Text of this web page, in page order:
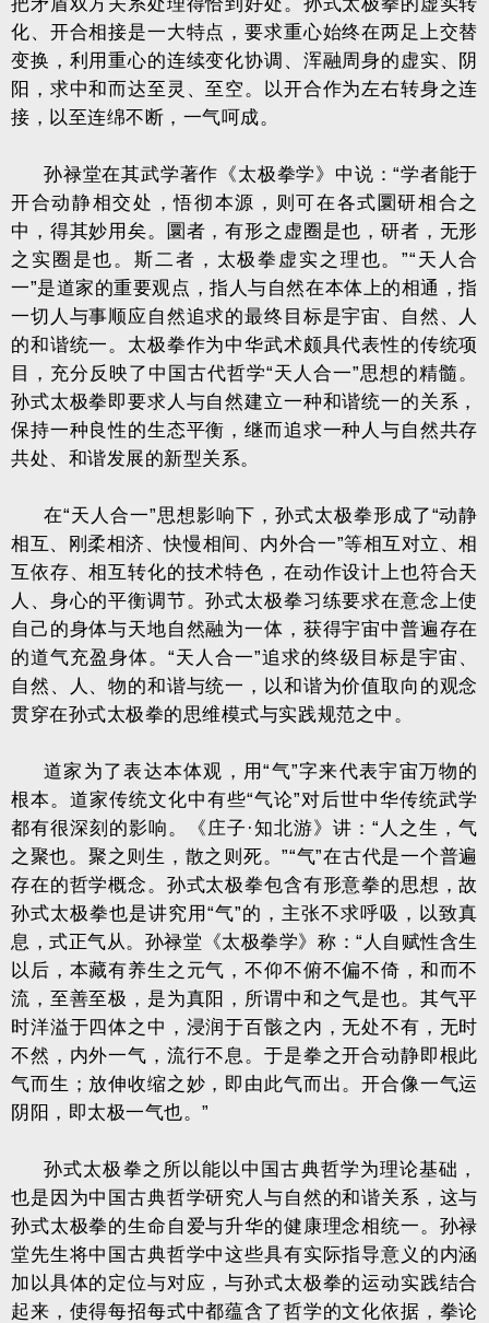
化、开合相接是一大特点，要求重心始终在两足上交替
变换，利用重心的连续变化协调、浑融周身的虚实、阴
阳，求中和而达至灵、至空。以开合作为左右转身之连
接，以至连绵不断，一气呵成。
孙禄堂在其武学著作《太极拳学》中说：“学者能于
开合动静相交处，悟彻本源，则可在各式圜研相合之
中，得其妙用矣。圜者，有形之虚圈是也，研者，无形
之实圈是也。斯二者，太极拳虚实之理也。”“天人合
一”是道家的重要观点，指人与自然在本体上的相通，指
一切人与事顺应自然追求的最终目标是宇宙、自然、人
的和谐统一。太极拳作为中华武术颇具代表性的传统项
目，充分反映了中国古代哲学“天人合一”思想的精髓。
孙式太极拳即要求人与自然建立一种和谐统一的关系，
保持一种良性的生态平衡，继而追求一种人与自然共存
共处、和谐发展的新型关系。
在“天人合一”思想影响下，孙式太极拳形成了“动静
相互、刚柔相济、快慢相间、内外合一”等相互对立、相
互依存、相互转化的技术特色，在动作设计上也符合天
人、身心的平衡调节。孙式太极拳习练要求在意念上使
自己的身体与天地自然融为一体，获得宇宙中普遍存在
的道气充盈身体。“天人合一”追求的终级目标是宇宙、
自然、人、物的和谐与统一，以和谐为价值取向的观念
贯穿在孙式太极拳的思维模式与实践规范之中。
道家为了表达本体观，用“气”字来代表宇宙万物的
根本。道家传统文化中有些“气论”对后世中华传统武学
都有很深刻的影响。《庄子·知北游》讲：“人之生，气
之聚也。聚之则生，散之则死。”“气”在古代是一个普遍
存在的哲学概念。孙式太极拳包含有形意拳的思想，故
孙式太极拳也是讲究用“气”的，主张不求呼吸，以致真
息，式正气从。孙禄堂《太极拳学》称：“人自赋性含生
以后，本藏有养生之元气，不仰不俯不偏不倚，和而不
流，至善至极，是为真阳，所谓中和之气是也。其气平
时洋溢于四体之中，浸润于百骸之内，无处不有，无时
不然，内外一气，流行不息。于是拳之开合动静即根此
气而生；放伸收缩之妙，即由此气而出。开合像一气运
阴阳，即太极一气也。”
孙式太极拳之所以能以中国古典哲学为理论基础，
也是因为中国古典哲学研究人与自然的和谐关系，这与
孙式太极拳的生命自爱与升华的健康理念相统一。孙禄
堂先生将中国古典哲学中这些具有实际指导意义的内涵
加以具体的定位与对应，与孙式太极拳的运动实践结合
起来，使得每招每式中都蕴含了哲学的文化依据，拳论